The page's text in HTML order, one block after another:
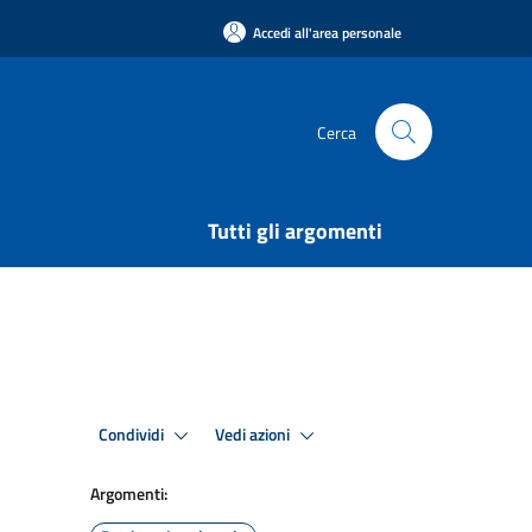
Accedi all'area personale
Cerca
Tutti gli argomenti
Condividi Vedi azioni
Argomenti: